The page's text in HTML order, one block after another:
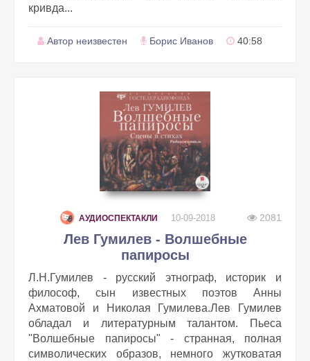
кривда...
Автор неизвестен Борис Иванов 40:58
АУДИОСПЕКТАКЛИ 10-09-2018 2081
Лев Гумилев - Волшебные
папиросы
Л.Н.Гумилев - русский этнограф, историк и
философ, сын известных поэтов Анны
Ахматовой и Николая Гумилева.Лев Гумилев
обладал и литературным талантом. Пьеса
"Волшебные папиросы" - странная, полная
символических образов, немного жутковатая